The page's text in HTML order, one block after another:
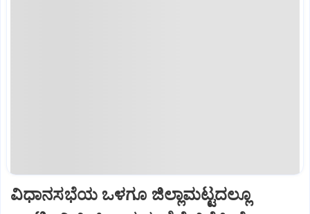
ವಿಧಾನಸಭೆಯ ಒಳಗೂ ಜಿಲ್ಲಾಮಟ್ಟದಲ್ಲೂ